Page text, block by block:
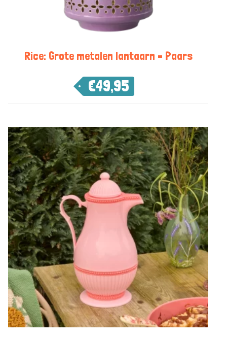
Rice: Grote metalen lantaarn – Paars
€49,95